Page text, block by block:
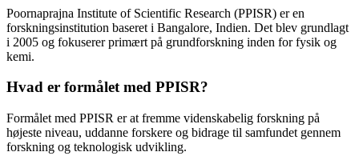
Poornaprajna Institute of Scientific Research (PPISR) er en
forskningsinstitution baseret i Bangalore, Indien. Det blev grundlagt
i 2005 og fokuserer primært på grundforskning inden for fysik og
kemi.
Hvad er formålet med PPISR?
Formålet med PPISR er at fremme videnskabelig forskning på
højeste niveau, uddanne forskere og bidrage til samfundet gennem
forskning og teknologisk udvikling.